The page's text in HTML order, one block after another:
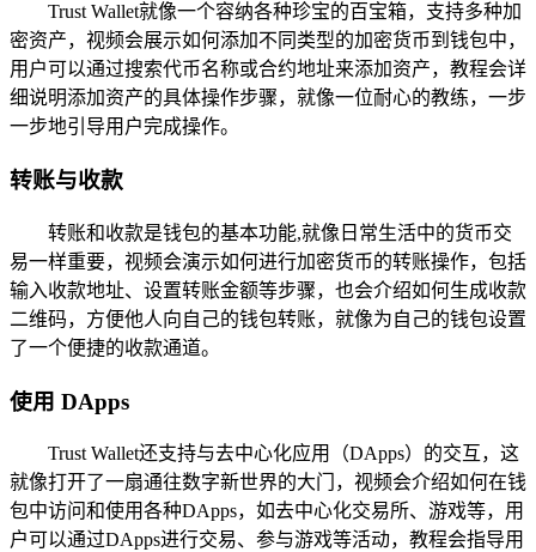
Trust Wallet就像一个容纳各种珍宝的百宝箱，支持多种加
密资产，视频会展示如何添加不同类型的加密货币到钱包中，
用户可以通过搜索代币名称或合约地址来添加资产，教程会详
细说明添加资产的具体操作步骤，就像一位耐心的教练，一步
一步地引导用户完成操作。
转账与收款
转账和收款是钱包的基本功能,就像日常生活中的货币交
易一样重要，视频会演示如何进行加密货币的转账操作，包括
输入收款地址、设置转账金额等步骤，也会介绍如何生成收款
二维码，方便他人向自己的钱包转账，就像为自己的钱包设置
了一个便捷的收款通道。
使用 DApps
Trust Wallet还支持与去中心化应用（DApps）的交互，这
就像打开了一扇通往数字新世界的大门，视频会介绍如何在钱
包中访问和使用各种DApps，如去中心化交易所、游戏等，用
户可以通过DApps进行交易、参与游戏等活动，教程会指导用